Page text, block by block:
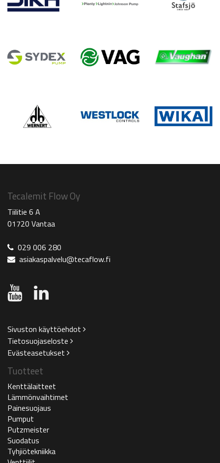
Tecalemit Flow Oy
Tiilitie 6 A
01720 Vantaa
029 006 280
asiakaspalvelu@tecaflow.fi
Sivuston käyttöehdot
Tietosuojaseloste
Evästeasetukset
Tuotteet
Kenttälaitteet
Lämmönvaihtimet
Painesuojaus
Pumput
Putzmeister
Suodatus
Tyhjiötekniikka